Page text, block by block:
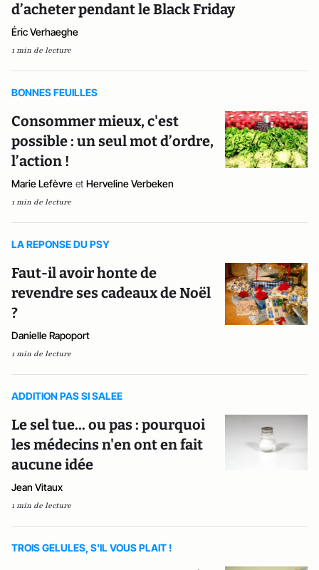
d’acheter pendant le Black Friday
Éric Verhaeghe
1 min de lecture
BONNES FEUILLES
Consommer mieux, c'est
possible : un seul mot d’ordre,
l’action !
Marie Lefèvre et Herveline Verbeken
1 min de lecture
LA REPONSE DU PSY
Faut-il avoir honte de
revendre ses cadeaux de Noël
?
Danielle Rapoport
1 min de lecture
ADDITION PAS SI SALEE
Le sel tue... ou pas : pourquoi
les médecins n'en ont en fait
aucune idée
Jean Vitaux
1 min de lecture
TROIS GELULES, S'IL VOUS PLAIT !